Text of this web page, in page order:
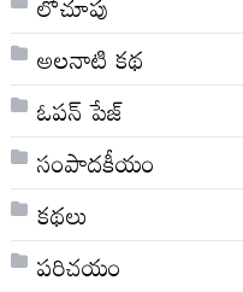
అల‌నాటి క‌థ‌
ఓపన్ పేజ్
సంపాదకీయం
కథలు
పరిచయం